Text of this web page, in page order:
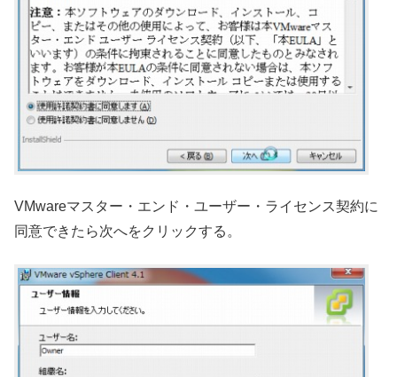
VMwareマスター・エンド・ユーザー・ライセンス契約に
同意できたら次へをクリックする。